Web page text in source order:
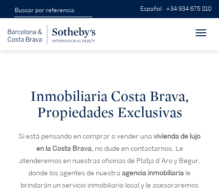
Español +34 934 675 810
Inmobiliaria Costa Brava,
Propiedades Exclusivas
Si está pensando en comprar o vender una vivienda de lujo
en la Costa Brava, no dude en contactarnos. Le
atenderemos en nuestras oficinas de Platja d’Aro y Begur,
donde los agentes de nuestra agencia inmobiliaria le
brindarán un servicio inmobiliario local y le asesoraremos